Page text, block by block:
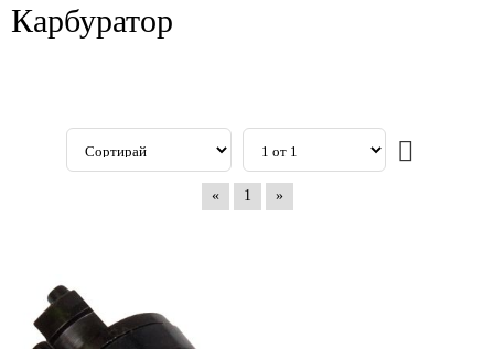
Карбуратор
« 1 »